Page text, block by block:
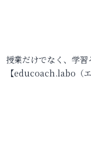
授業だけでなく、学
【educoach.labo（